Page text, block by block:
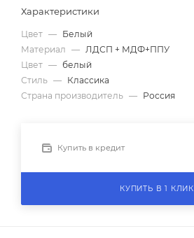
Характеристики
Цвет — Белый
Материал — ЛДСП + МДФ+ППУ
Цвет — белый
Стиль — Классика
Страна производитель — Россия
Купить в кредит
КУПИТЬ В 1 КЛИК